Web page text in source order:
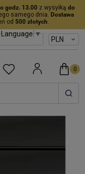
godz. 13.00z wysyłką do
samego dnia. Dostawa
od 500 złotych.
▼